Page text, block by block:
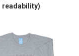
readability)